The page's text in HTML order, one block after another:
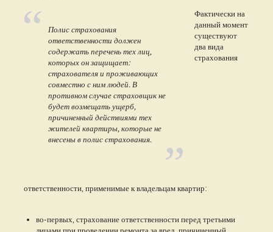
Полис страхования
ответственности должен
содержать перечень тех лиц,
которых он защищает:
страхователя и проживающих
совместно с ним людей. В
противном случае страховщик не
будет возмещать ущерб,
причиненный действиями тех
жителей квартиры, которые не
внесены в полис страхования.
Фактически на
данный момент
существуют
два вида
страхования
ответственности, применимые к владельцам квартир:
во-первых, страхование ответственности перед третьими